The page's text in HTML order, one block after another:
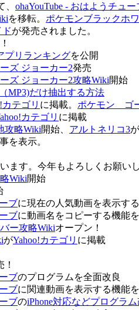
ohaYouTube - おはようチュー
を移転。 ポケモンブラックホ
が発売されました。
プリランキングを公開
ズ ジョーカー2発売
ズ ジョーカー2攻略Wiki開始
MP3)だけ抽出する方法
カテゴリ に掲載。 ポケモン ゴ
カテゴリ に掲載
攻略Wiki開始、 アルトネリコ3
を表示。
ます。今年もよろしくお願いし
Wiki開始
ブに現在の人気動画を表示す
ブに動画名をコピーする機能
ー攻略Wikiオープン！
がYahoo!カテゴリ に掲載
ブのプログラムを全面改良
ブに関連動画を表示する機能
ブのiPhone対応などプログラ